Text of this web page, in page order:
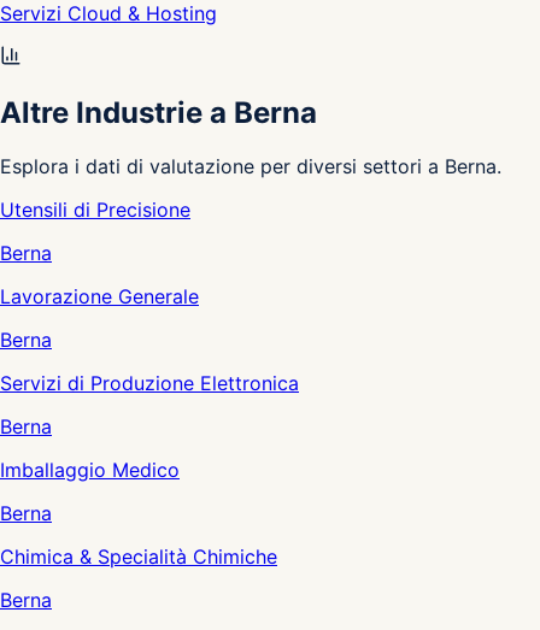
Servizi Cloud & Hosting
Altre Industrie a Berna
Esplora i dati di valutazione per diversi settori a Berna.
Utensili di Precisione
Berna
Lavorazione Generale
Berna
Servizi di Produzione Elettronica
Berna
Imballaggio Medico
Berna
Chimica & Specialità Chimiche
Berna